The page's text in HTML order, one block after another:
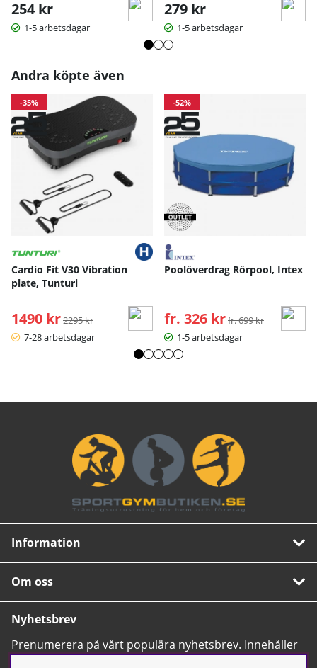
254 kr
1-5 arbetsdagar
279 kr
1-5 arbetsdagar
Andra köpte även
-35%
Cardio Fit V30 Vibration
plate, Tunturi
1490 kr Ordinarie pris:
2295 kr
7-28 arbetsdagar
-52%
Poolöverdrag Rörpool, Intex
fr. 326 kr Ordinarie pris:
fr. 699 kr
1-5 arbetsdagar
Information
Om oss
Nyhetsbrev
Prenumerera på vårt populära nyhetsbrev. Innehåller
tips, nyheter och våra allra bästa erbjudanden.